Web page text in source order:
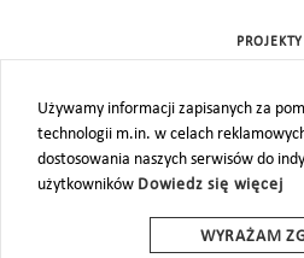
Używamy informacji zapisanych za
technologii m.in. w celach
dostosowania naszych serwisów do
użytkowników Dowiedz się więcej
WYRAŻAM
PROJEKTY
MAPA